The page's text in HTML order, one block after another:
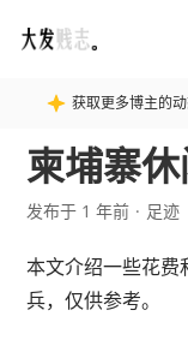
Fatesinger
获取更多博主的
柬埔寨
发布于 1 年前 足迹
本文介绍一些花费
兵，仅供参考。